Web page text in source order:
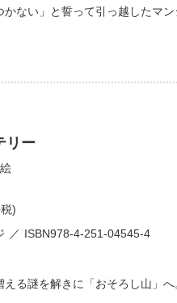
かない」と誓って引っ越したマ
リー
絵
)
ISBN978-4-251-04545-4
る謎を解きに「おそろし山」